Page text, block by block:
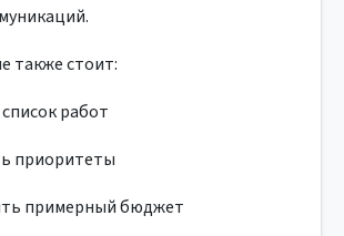
также стоит:
работ
приоритеты
примерный бюджет